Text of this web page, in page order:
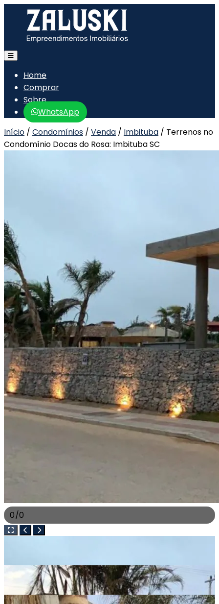
Home
Comprar
Sobre
WhatsApp
Início / Condomínios / Venda / Imbituba / Terrenos no
Condomínio Docas do Rosa: Imbituba SC
0/0